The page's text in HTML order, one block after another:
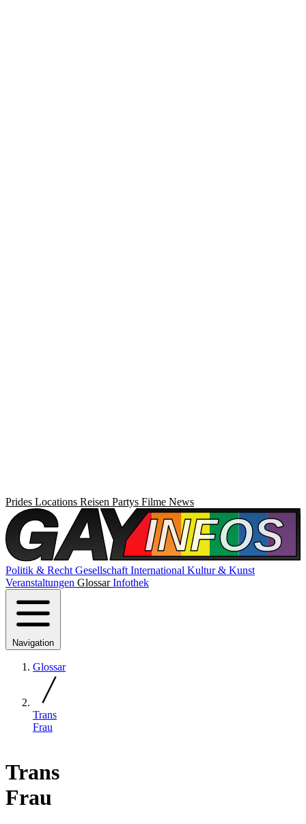
Prides Locations Reisen Partys Filme News
Politik & Recht Gesellschaft International Kultur & Kunst
Veranstaltungen GlossarInfothek
Navigation
Glossar
Trans
Frau
Trans
Frau